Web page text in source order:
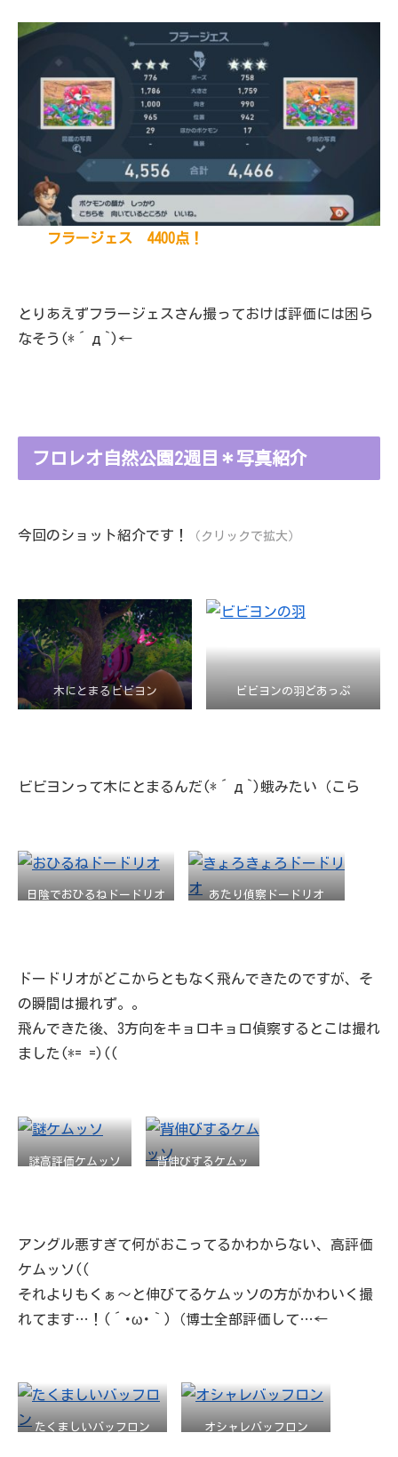
フラージェス 4400点！
とりあえずフラージェスさん撮っておけば評価には困ら
なそう(*´д`)←
フロレオ自然公園2週目＊写真紹介
今回のショット紹介です！ （クリックで拡大）
木にとまるビビヨン ビビヨンの羽どあっぷ
ビビヨンって木にとまるんだ(*´д`)蛾みたい（こら
日陰でおひるねドードリオ あたり偵察ドードリオ
ドードリオがどこからともなく飛んできたのですが、そ
の瞬間は撮れず。。
飛んできた後、3方向をキョロキョロ偵察するとこは撮れ
ました(*= =)((
謎高評価ケムッソ
背伸びするケムッ
アングル悪すぎて何がおこってるかわからない、高評価
ケムッソ((
それよりもくぁ～と伸びてるケムッソの方がかわいく撮
れてます…！(´･ω･｀)（博士全部評価して…←
たくましいバッフロン オシャレバッフロン